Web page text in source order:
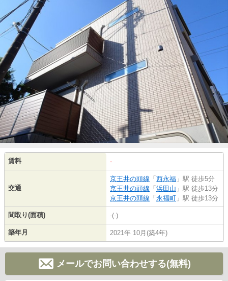
賃料 -
交通
京王井の頭線 「 西永福 」駅 徒歩5分
京王井の頭線 「 浜田山 」駅 徒歩13分
京王井の頭線 「 永福町 」駅 徒歩13分
間取り(面積) -(-)
築年月 2021年 10月(築4年)
メールでお問い合わせする(無料)